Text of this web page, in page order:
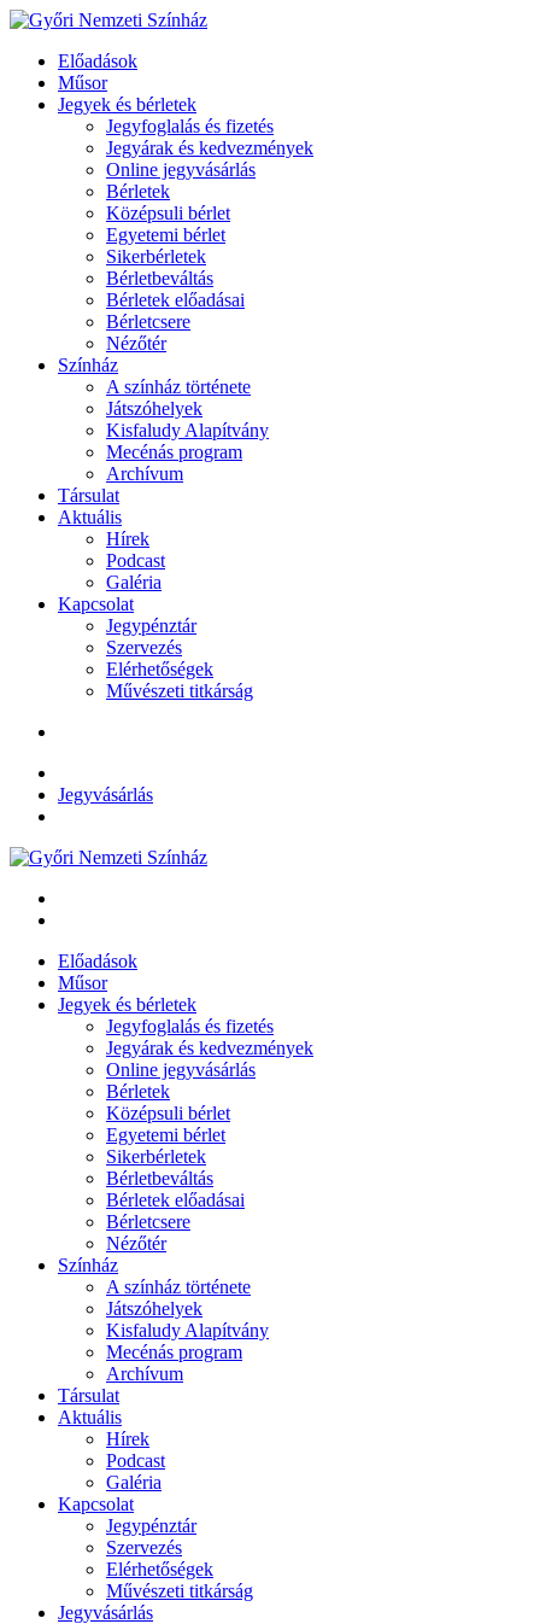
Előadások
Műsor
Jegyek és bérletek
Jegyfoglalás és fizetés
Jegyárak és kedvezmények
Online jegyvásárlás
Bérletek
Középsuli bérlet
Egyetemi bérlet
Sikerbérletek
Bérletbeváltás
Bérletek előadásai
Bérletcsere
Nézőtér
Színház
A színház története
Játszóhelyek
Kisfaludy Alapítvány
Mecénás program
Archívum
Társulat
Aktuális
Hírek
Podcast
Galéria
Kapcsolat
Jegypénztár
Szervezés
Elérhetőségek
Művészeti titkárság
Jegyvásárlás
Előadások
Műsor
Jegyek és bérletek
Jegyfoglalás és fizetés
Jegyárak és kedvezmények
Online jegyvásárlás
Bérletek
Középsuli bérlet
Egyetemi bérlet
Sikerbérletek
Bérletbeváltás
Bérletek előadásai
Bérletcsere
Nézőtér
Színház
A színház története
Játszóhelyek
Kisfaludy Alapítvány
Mecénás program
Archívum
Társulat
Aktuális
Hírek
Podcast
Galéria
Kapcsolat
Jegypénztár
Szervezés
Elérhetőségek
Művészeti titkárság
Jegyvásárlás